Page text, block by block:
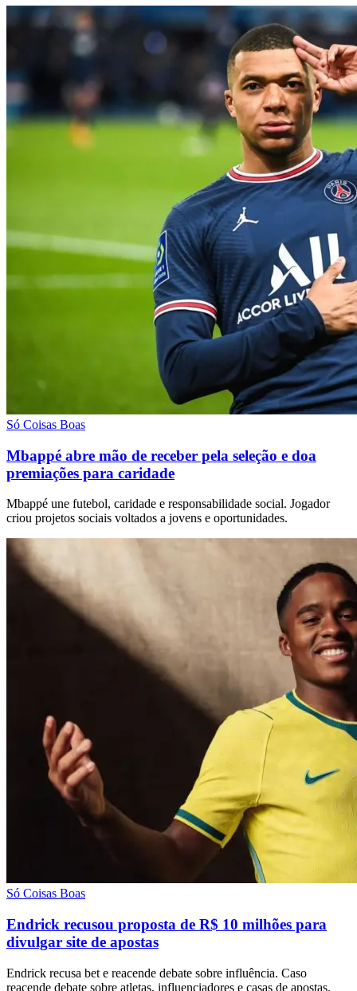
Só Coisas Boas
Mbappé abre mão de receber pela seleção e doa
premiações para caridade
Mbappé une futebol, caridade e responsabilidade social. Jogador
criou projetos sociais voltados a jovens e oportunidades.
Só Coisas Boas
Endrick recusou proposta de R$ 10 milhões para
divulgar site de apostas
Endrick recusa bet e reacende debate sobre influência. Caso
reacende debate sobre atletas, influenciadores e casas de apostas.